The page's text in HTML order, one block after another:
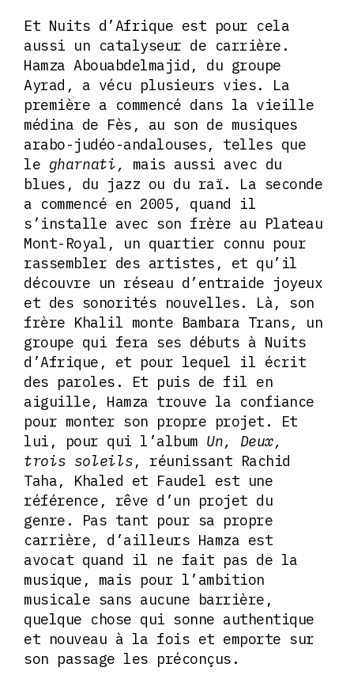
Et Nuits d’Afrique est pour cela
aussi un catalyseur de carrière.
Hamza Abouabdelmajid, du groupe
Ayrad, a vécu plusieurs vies. La
première a commencé dans la vieille
médina de Fès, au son de musiques
arabo-judéo-andalouses, telles que
le gharnati, mais aussi avec du
blues, du jazz ou du raï. La seconde
a commencé en 2005, quand il
s’installe avec son frère au Plateau
Mont-Royal, un quartier connu pour
rassembler des artistes, et qu’il
découvre un réseau d’entraide joyeux
et des sonorités nouvelles. Là, son
frère Khalil monte Bambara Trans, un
groupe qui fera ses débuts à Nuits
d’Afrique, et pour lequel il écrit
des paroles. Et puis de fil en
aiguille, Hamza trouve la confiance
pour monter son propre projet. Et
lui, pour qui l’album Un, Deux,
trois soleils, réunissant Rachid
Taha, Khaled et Faudel est une
référence, rêve d’un projet du
genre. Pas tant pour sa propre
carrière, d’ailleurs Hamza est
avocat quand il ne fait pas de la
musique, mais pour l’ambition
musicale sans aucune barrière,
quelque chose qui sonne authentique
et nouveau à la fois et emporte sur
son passage les préconçus.